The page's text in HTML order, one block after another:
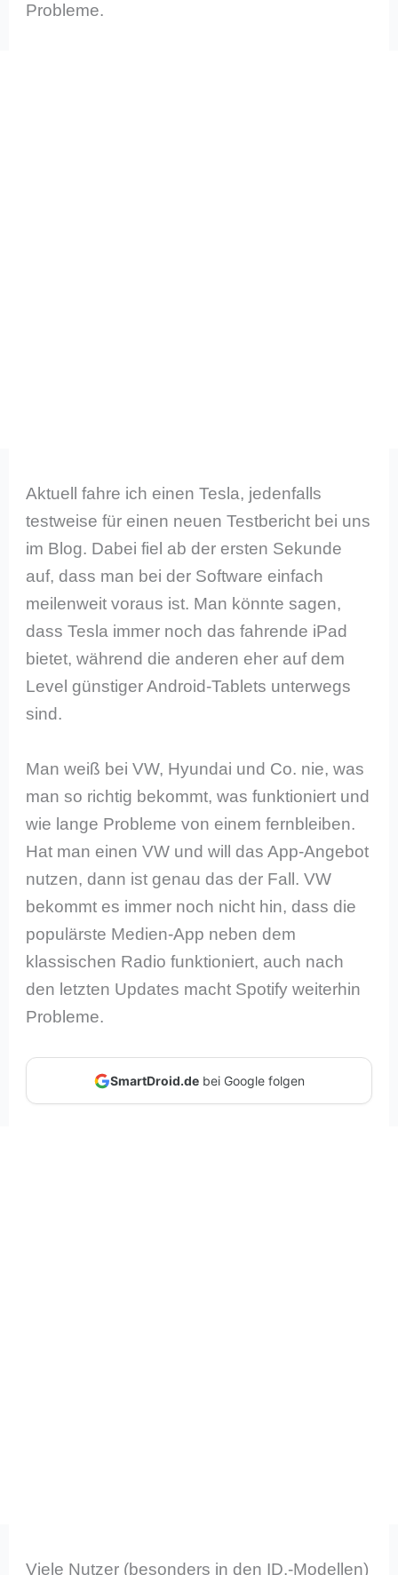
Probleme.
Aktuell fahre ich einen Tesla, jedenfalls
testweise für einen neuen Testbericht bei uns
im Blog. Dabei fiel ab der ersten Sekunde
auf, dass man bei der Software einfach
meilenweit voraus ist. Man könnte sagen,
dass Tesla immer noch das fahrende iPad
bietet, während die anderen eher auf dem
Level günstiger Android-Tablets unterwegs
sind.
Man weiß bei VW, Hyundai und Co. nie, was
man so richtig bekommt, was funktioniert und
wie lange Probleme von einem fernbleiben.
Hat man einen VW und will das App-Angebot
nutzen, dann ist genau das der Fall. VW
bekommt es immer noch nicht hin, dass die
populärste Medien-App neben dem
klassischen Radio funktioniert, auch nach
den letzten Updates macht Spotify weiterhin
Probleme.
SmartDroid.debei Google folgen
Viele Nutzer (besonders in den ID.-Modellen)